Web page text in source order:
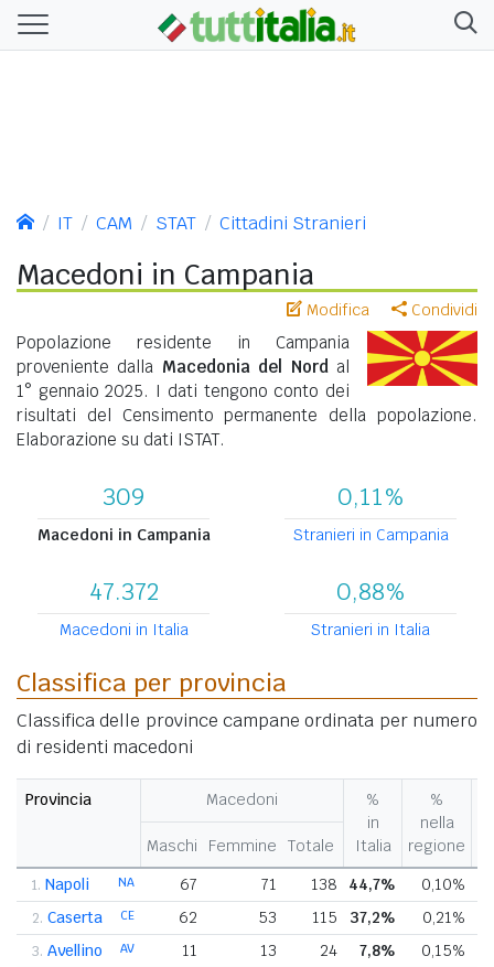
IT CAM STAT Cittadini Stranieri
Macedoni in Campania
Modifica Condividi
Popolazione residente in Campania
proveniente dalla Macedonia del Nord al
1° gennaio 2025. I dati tengono conto dei
risultati del Censimento permanente della popolazione.
Elaborazione su dati ISTAT.
309
Macedoni in Campania
0,11%
Stranieri in Campania
47.372
Macedoni in Italia
0,88%
Stranieri in Italia
Classifica per provincia
Classifica delle province campane ordinata per numero
di residenti macedoni
Provincia Macedoni
%
in
Italia
%
nella
regione
Maschi Femmine Totale
1. NA
Napoli 67 71 138 44,7% 0,10%
2. CE
Caserta 62 53 115 37,2% 0,21%
3. AV
Avellino 11 13 24 7,8% 0,15%